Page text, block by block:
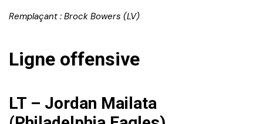
Remplaçant : Brock Bowers (LV)
Ligne offensive
LT – Jordan Mailata